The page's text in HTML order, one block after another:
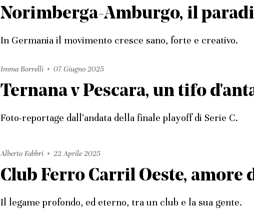
Norimberga-Amburgo, il
In Germania il movimento cresce sano, forte e creativo.
Imma Borrelli 07 Giugno 2025
Ternana v Pescara, un tifo
Foto-reportage dall'andata della finale playoff di Serie C.
Alberto Fabbri 22 Aprile 2025
Club Ferro Carril Oeste, amore
Il legame profondo, ed eterno, tra un club e la sua gente.